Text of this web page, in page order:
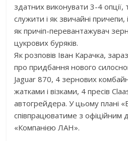
здатних виконувати 3-4 опції,
служити і як звичайні
як причіп-перевантажувач
цукрових буряків.
Як розповів Іван Карачка,
про придбання нового
Jaguar 870, 4 зернових
жатками і візками, 4 пресів
автогрейдера. У цьому плані
співпрацюватиме з офіційним
«Компанією ЛАН».